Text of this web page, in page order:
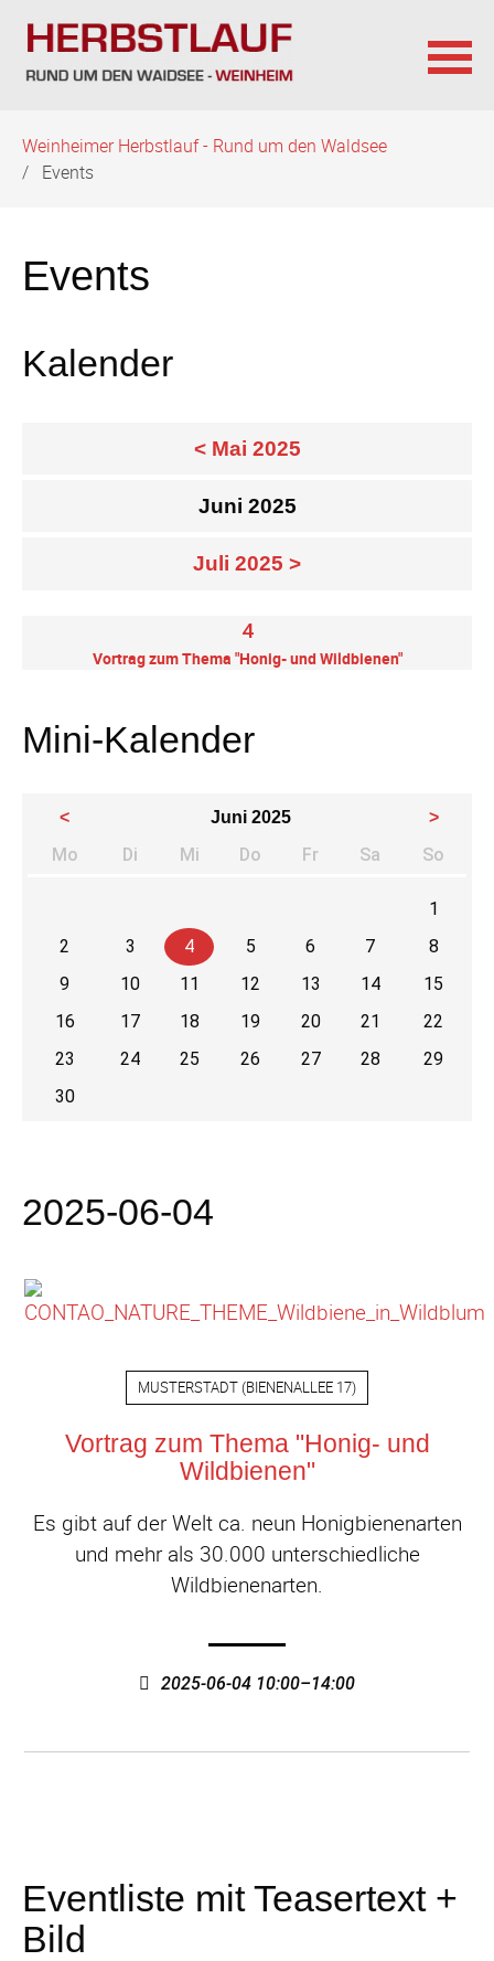
überspringen
Weinheimer Herbstlauf - Rund um den Waldsee
Events
Events
Kalender
< Mai 2025
Juni 2025
Juli 2025 >
4
Vortrag zum Thema "Honig- und Wildbienen"
Mini-Kalender
< Juni 2025 >
Mo Di enstag
Mi ttwoch
Do nnerstag
Fr eitagSa mstag
So
1
2
3 4 5 6 7
8
9
10 11 12 13 14
15
16
17 18 19 20 21
22
23
24 25 26 27 28
29
30
2025-06-04
MUSTERSTADT (BIENENALLEE 17)
Vortrag zum Thema "Honig- und
Wildbienen"
Es gibt auf der Welt ca. neun Honigbienenarten
und mehr als 30.000 unterschiedliche
Wildbienenarten.
2025-06-04 10:00–14:00
Eventliste mit Teasertext +
Bild